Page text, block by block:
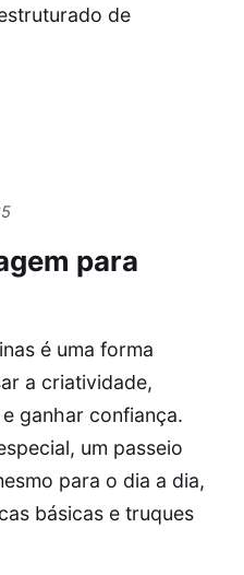
de
para
é uma forma
a criatividade,
ganhar confiança.
um passeio
para o dia a dia,
básicas e truques